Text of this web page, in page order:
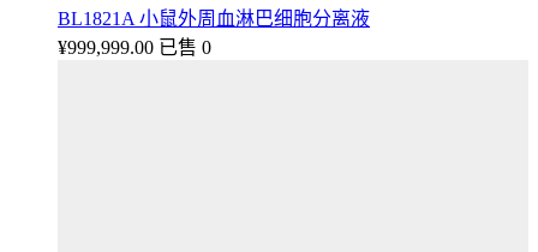
BL1821A 小鼠外周血淋巴细胞分离液
¥999,999.00 已售 0